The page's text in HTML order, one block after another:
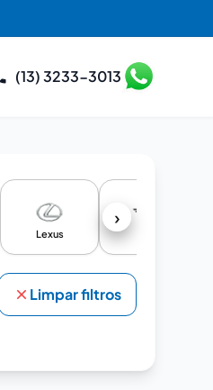
(13) 3233-3013
›
Lexus
Limpar filtros